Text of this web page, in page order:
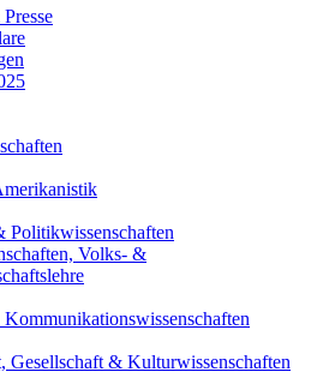
Politikwissenschaften
Volks- &
Gesellschaft & Kulturwissenschaften